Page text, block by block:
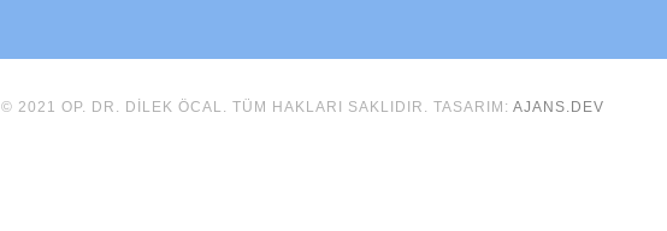
© 2021 OP. DR. DILEK ÖCAL. TÜM HAKLARI SAKLIDIR. TASARIM: AJANS.DEV